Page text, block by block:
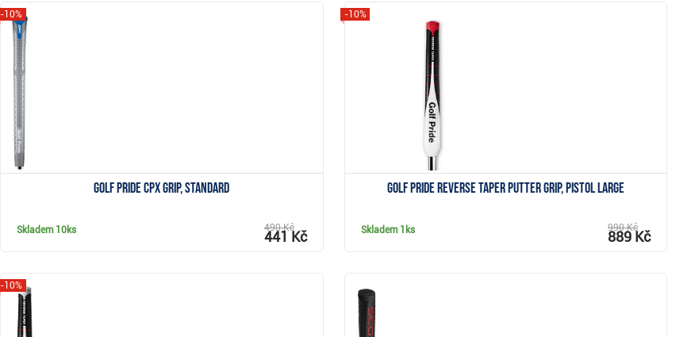
Golf Pride CPx grip, Standard
-10%
Skladem 10ks 490 Kč
441 Kč
Golf Pride Reverse Taper putter grip, Pistol Large
-10%
Skladem 1ks 990 Kč
889 Kč
-10%